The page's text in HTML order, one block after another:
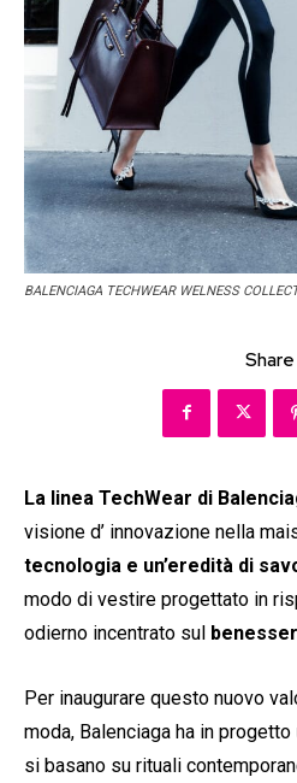
BALENCIAGA TECHWEAR WELNESS
Share
La linea TechWear di
visione d’ innovazione nella
tecnologia e un’eredità di
modo di vestire progettato in
odierno incentrato sul
Per inaugurare questo nuovo
moda, Balenciaga ha in progetto
si basano su rituali